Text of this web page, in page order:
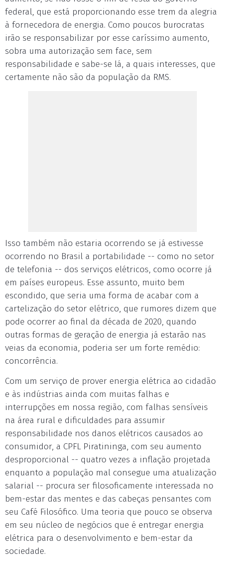
federal, que está proporcionando esse trem da alegria
à fornecedora de energia. Como poucos burocratas
irão se responsabilizar por esse caríssimo aumento,
sobra uma autorização sem face, sem
responsabilidade e sabe-se lá, a quais interesses, que
certamente não são da população da RMS.
Isso também não estaria ocorrendo se já estivesse
ocorrendo no Brasil a portabilidade -- como no setor
de telefonia -- dos serviços elétricos, como ocorre já
em países europeus. Esse assunto, muito bem
escondido, que seria uma forma de acabar com a
cartelização do setor elétrico, que rumores dizem que
pode ocorrer ao final da década de 2020, quando
outras formas de geração de energia já estarão nas
veias da economia, poderia ser um forte remédio:
concorrência.
Com um serviço de prover energia elétrica ao cidadão
e às indústrias ainda com muitas falhas e
interrupções em nossa região, com falhas sensíveis
na área rural e dificuldades para assumir
responsabilidade nos danos elétricos causados ao
consumidor, a CPFL Piratininga, com seu aumento
desproporcional -- quatro vezes a inflação projetada
enquanto a população mal consegue uma atualização
salarial -- procura ser filosoficamente interessada no
bem-estar das mentes e das cabeças pensantes com
seu Café Filosófico. Uma teoria que pouco se observa
em seu núcleo de negócios que é entregar energia
elétrica para o desenvolvimento e bem-estar da
sociedade.